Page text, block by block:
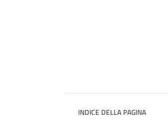
INDICE DELLA PAGINA